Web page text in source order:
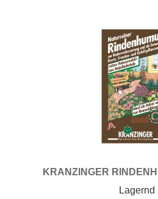
KRANZINGER
Lagernd